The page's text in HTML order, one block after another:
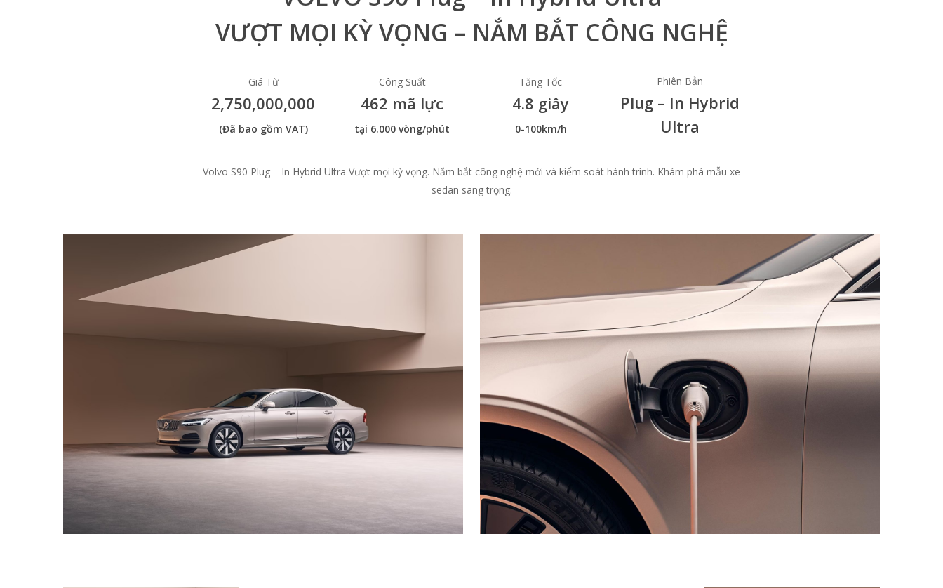
VƯỢT MỌI KỲ VỌNG – NẮM BẮT CÔNG NGHỆ
Giá Từ
2,750,000,000
(Đã bao gồm VAT)
Công Suất
462 mã lực
tại 6.000 vòng/phút
Tăng Tốc
4.8 giây
0-100km/h
Phiên Bản
Plug – In Hybrid
Ultra
Volvo S90 Plug – In Hybrid Ultra Vượt mọi kỳ vọng. Nắm bắt công nghệ mới và kiểm soát hành trình. Khám phá mẫu xe
sedan sang trọng.